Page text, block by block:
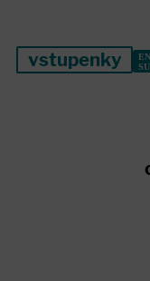
vstupenky